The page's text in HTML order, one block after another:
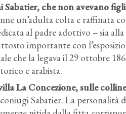
che non avevano figli
un’adulta colta e raffinata
al padre adottivo – sia
importante con
che la legava il 29 ottobre
e arabista.
La Concezione, sulle
Sabatier. La personalità